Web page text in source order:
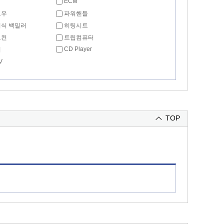
파워핸들
백밀러
히팅시트
트립컴퓨터
CD Player
TOP